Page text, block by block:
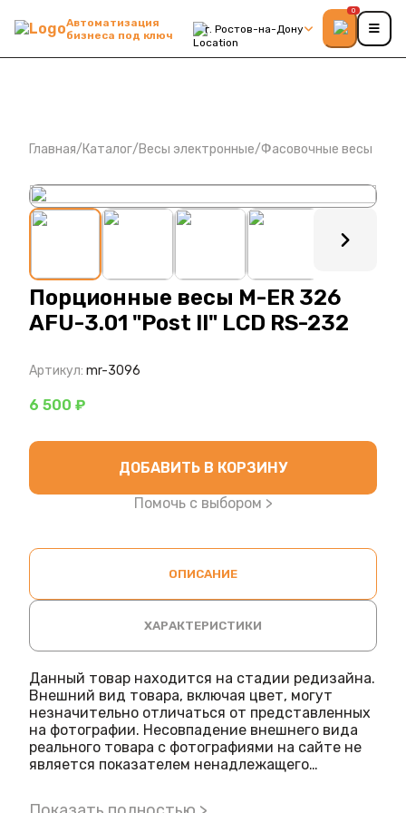
Автоматизация
бизнеса под ключ
г. Ростов-на-Дону
0
Главная/Каталог/Весы электронные/Фасовочные весы
: ?>
Порционные весы M-ER 326
AFU-3.01 "Post II" LCD RS-232
Артикул: mr-3096
6 500 ₽
ДОБАВИТЬ В КОРЗИНУ
Помочь с выбором >
ОПИСАНИЕ
ХАРАКТЕРИСТИКИ
Данный товар находится на стадии редизайна.
Внешний вид товара, включая цвет, могут
незначительно отличаться от представленных
на фотографии. Несовпадение внешнего вида
реального товара с фотографиями на сайте не
является показателем ненадлежащего